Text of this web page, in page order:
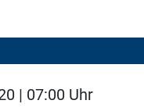
| 07:00 Uhr